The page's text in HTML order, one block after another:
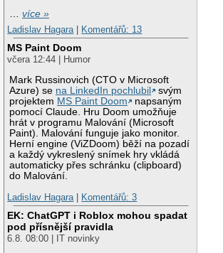
…více »
Ladislav Hagara
Komentářů: 13
MS Paint Doom
včera 12:44 | Humor
Mark Russinovich (CTO v Microsoft
Azure) se na LinkedIn pochlubil
svým
projektem MS Paint Doom
napsaným
pomocí Claude. Hru Doom umožňuje
hrát v programu Malování (Microsoft
Paint). Malování funguje jako monitor.
Herní engine (ViZDoom) běží na pozadí
a každý vykreslený snímek hry vkládá
automaticky přes schránku (clipboard)
do Malování.
Ladislav Hagara
Komentářů: 3
EK: ChatGPT i Roblox mohou spadat
pod přísnější pravidla
6.8. 08:00 | IT novinky